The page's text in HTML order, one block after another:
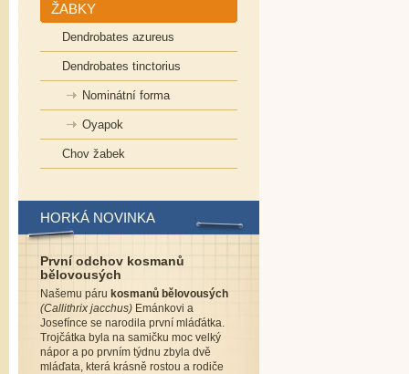
ŽABKY
Dendrobates azureus
Dendrobates tinctorius
Nominátní forma
Oyapok
Chov žabek
HORKÁ NOVINKA
První odchov kosmanů
bělovousých
Našemu páru kosmanů bělovousých
(Callithrix jacchus) Emánkovi a
Josefínce se narodila první mláďátka.
Trojčátka byla na samičku moc velký
nápor a po prvním týdnu zbyla dvě
mláďata, která krásně rostou a rodiče